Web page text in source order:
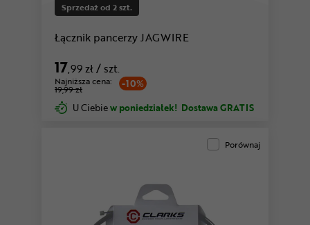
Sprzedaż od 2 szt.
Łącznik pancerzy JAGWIRE
17,99 zł/ szt.
-10%
Najniższa cena:
19,99 zł
U Ciebiew poniedziałek! Dostawa GRATIS
Porównaj